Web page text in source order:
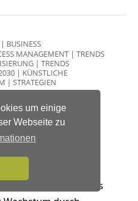
um einige
Webseite zu
| BUSINESS
MANAGEMENT | TRENDS
| TRENDS
| KÜNSTLICHE
| STRATEGIEN
und
Industrie
2030 erwartet Europas